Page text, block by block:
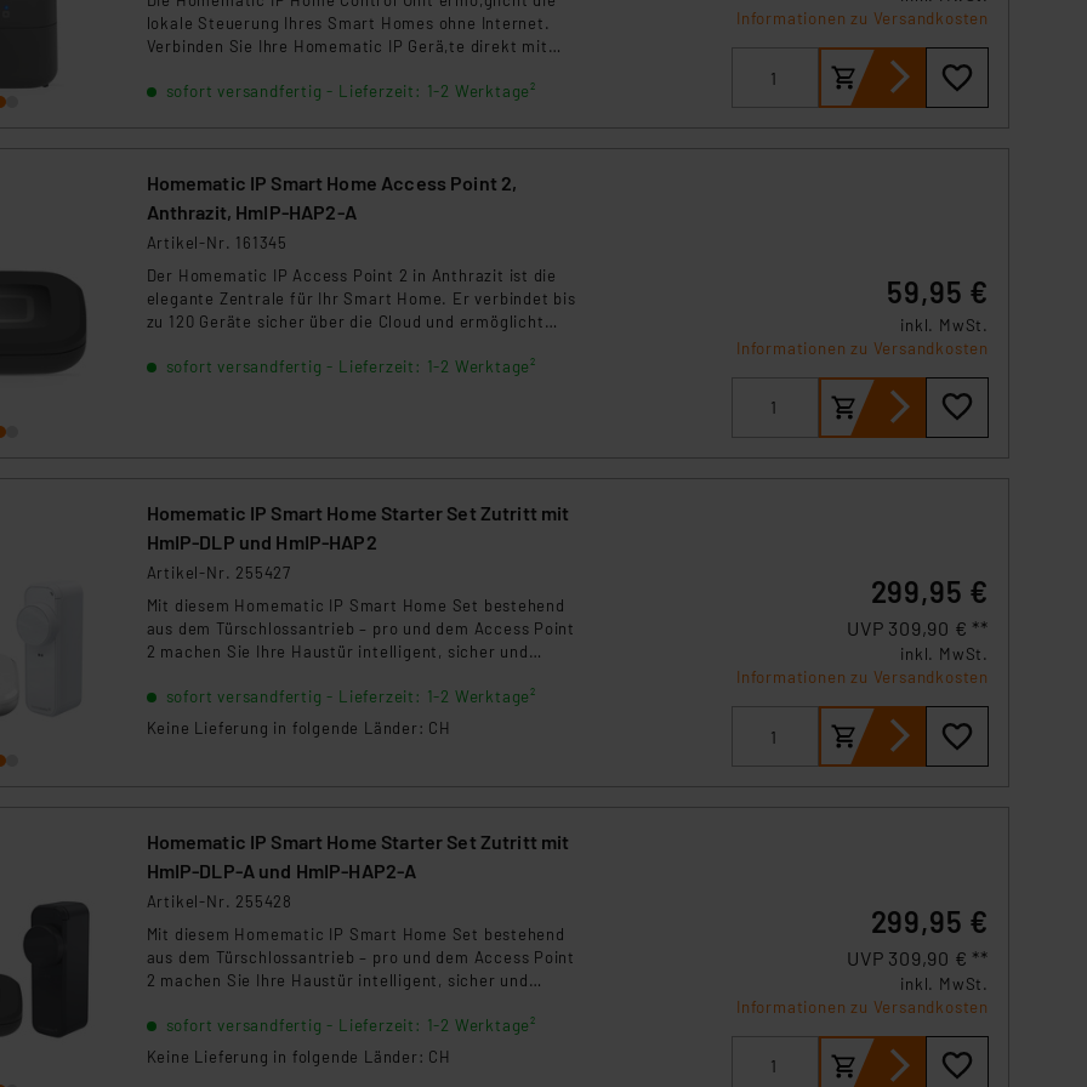
der EU. Dies bedeutet, dass die USA als Land mit unzureichendem
eingestuft wird. So besteht etwa das Risiko, dass US-Behörden personenbezogene
Dienstleistern stützt sich auf die Standarddatenschutzklauseln der Europäischen
lokale Steuerung Ihres Smart Homes ohne Internet.
Verbinden Sie Ihre Homematic IP Gerä,te direkt mit
bequem per Smartphone, Sprachbefehl, Funksendern
sofort versandfertig - Lieferzeit: 1-2 Werktage²
Informationen zu Versandkosten
Homematic IP Smart Home Access Point 2,
Anthrazit, HmIP-HAP2-A
Artikel-Nr. 161345
Der Homematic IP Access Point 2 in Anthrazit ist die
elegante Zentrale für Ihr Smart Home. Er verbindet bis
zu 120 Geräte sicher über die Cloud und ermöglicht
Die Einrichtung erfolgt schnell per QR-Code. Ideal für
sofort versandfertig - Lieferzeit: 1-2 Werktage²
59,95 €
inkl. MwSt.
Informationen zu Versandkosten
Homematic IP Smart Home Starter Set Zutritt mit
HmIP‑DLP und HmIP-HAP2
Artikel-Nr. 255427
Mit diesem Homematic IP Smart Home Set bestehend
aus dem Türschlossantrieb – pro und dem Access Point
2 machen Sie Ihre Haustür intelligent, sicher und
verriegeln Sie Ihre Tür bequem per Smartphone-App,
Sprachsteuerung oder optionalem Zubehör und
verwalten Sie individuelle Zutrittsberechtigungen für
sofort versandfertig - Lieferzeit: 1-2 Werktage²
Keine Lieferung in folgende Länder: CH
299,95 €
UVP 309,90 € **
inkl. MwSt.
Informationen zu Versandkosten
Homematic IP Smart Home Starter Set Zutritt mit
HmIP‑DLP-A und HmIP-HAP2-A
Artikel-Nr. 255428
Mit diesem Homematic IP Smart Home Set bestehend
aus dem Türschlossantrieb – pro und dem Access Point
2 machen Sie Ihre Haustür intelligent, sicher und
verriegeln Sie Ihre Tür bequem per Smartphone-App,
Sprachsteuerung oder optionalem Zubehör und
verwalten Sie individuelle Zutrittsberechtigungen für
sofort versandfertig - Lieferzeit: 1-2 Werktage²
Keine Lieferung in folgende Länder: CH
299,95 €
UVP 309,90 € **
inkl. MwSt.
Informationen zu Versandkosten